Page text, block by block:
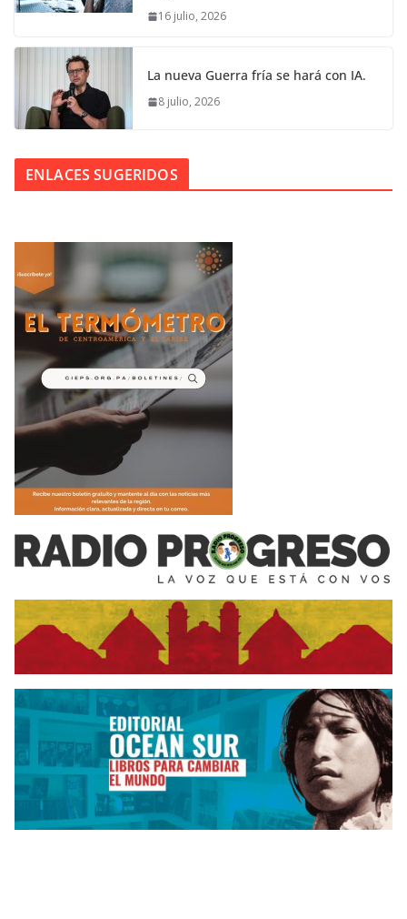
16 julio, 2026
La nueva Guerra fría se hará con IA.
8 julio, 2026
ENLACES SUGERIDOS